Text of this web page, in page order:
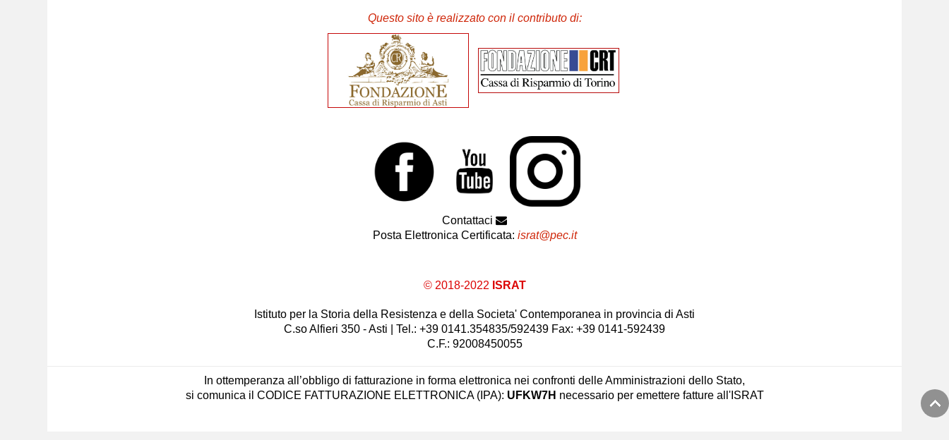
Questo sito è realizzato con il contributo di:
Contattaci
Posta Elettronica Certificata: israt@pec.it
© 2018-2022 ISRAT
Istituto per la Storia della Resistenza e della Societa' Contemporanea in provincia di Asti
C.so Alfieri 350 - Asti | Tel.: +39 0141.354835/592439 Fax: +39 0141-592439
C.F.: 92008450055
In ottemperanza all’obbligo di fatturazione in forma elettronica nei confronti delle Amministrazioni dello Stato,
si comunica il CODICE FATTURAZIONE ELETTRONICA (IPA): UFKW7H necessario per emettere fatture all'ISRAT